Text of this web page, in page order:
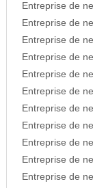
Entreprise de
Entreprise de
Entreprise de
Entreprise de
Entreprise de
Entreprise de
Entreprise de
Entreprise de
Entreprise de
Entreprise de
Entreprise de